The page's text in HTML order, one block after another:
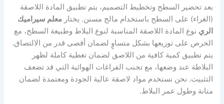
بعد تحضير السطح وتخطيط التصميم، يتم تطبيق المادة اللاصقة
(الغراء) على السطح باستخدام مالج مسنن. يختارمعلم سيراميك
الري نوع المادة اللاصقة المناسبة لنوع البلاط وطبيعة السطح، مع
الحرص على توزيعها بشكل متساوٍ لضمان أقصى قدر من الالتصاق.
يتم تطبيق كمية كافية من اللاصق لضمان تغطية كاملة لظهر
البلاطة عند وضعها، مع تجنب الفراغات الهوائية التي قد تضعف
التثبيت. نحن نستخدم مواد لاصقة عالية الجودة ومعتمدة لضمان
متانة وطول عمر البلاط.